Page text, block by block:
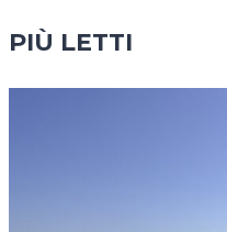
PIÙ LETTI